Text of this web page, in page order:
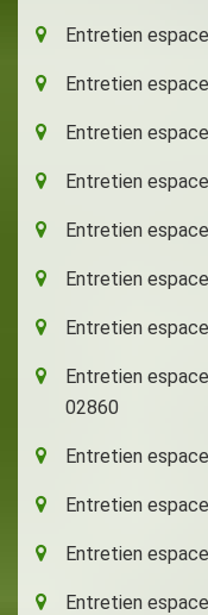
Entretien
Entretien
Entretien
Entretien
Entretien
Entretien
Entretien
Entretien
02860
Entretien
Entretien
Entretien
Entretien